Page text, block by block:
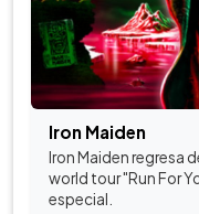
Iron Maiden
Iron Maiden regresa
world tour "Run For
especial.